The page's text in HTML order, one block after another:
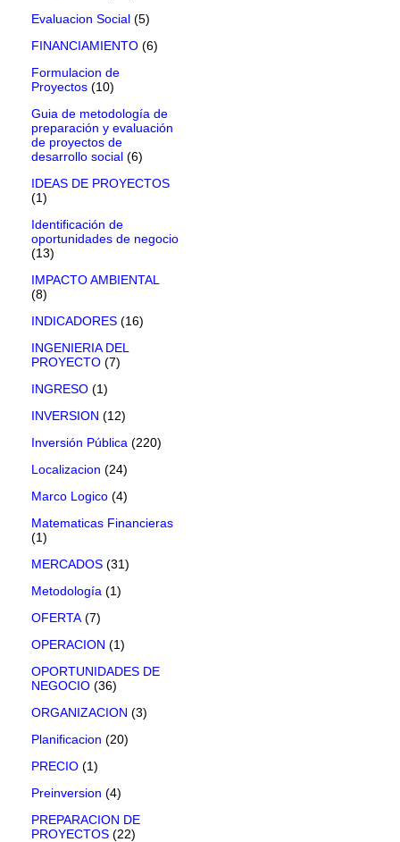
Evaluacion Social (5)
FINANCIAMIENTO (6)
Formulacion de
Proyectos (10)
Guia de metodología de
preparación y evaluación
de proyectos de
desarrollo social (6)
IDEAS DE PROYECTOS
(1)
Identificación de
oportunidades de negocio
(13)
IMPACTO AMBIENTAL
(8)
INDICADORES (16)
INGENIERIA DEL
PROYECTO (7)
INGRESO (1)
INVERSION (12)
Inversión Pública (220)
Localizacion (24)
Marco Logico (4)
Matematicas Financieras
(1)
MERCADOS (31)
Metodología (1)
OFERTA (7)
OPERACION (1)
OPORTUNIDADES DE
NEGOCIO (36)
ORGANIZACION (3)
Planificacion (20)
PRECIO (1)
Preinversion (4)
PREPARACION DE
PROYECTOS (22)